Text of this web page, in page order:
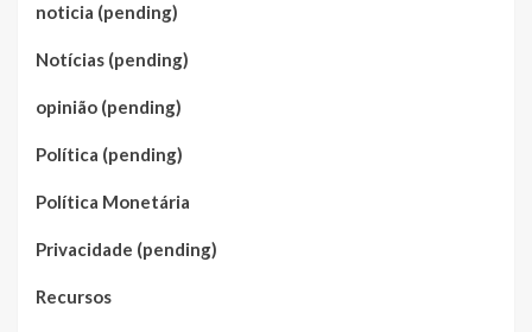
noticia (pending)
Notícias (pending)
opinião (pending)
Política (pending)
Política Monetária
Privacidade (pending)
Recursos